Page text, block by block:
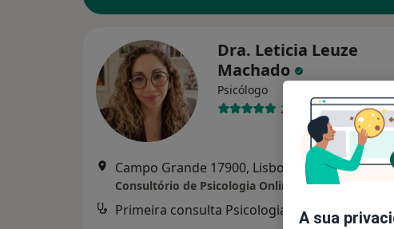
Dra. Leticia Leuze
Machado
Psicólogo
24 opiniões
Campo Grande 17900, Lisboa Mapa
Consultório de Psicologia Online - Lisboa
Primeira consulta Psicologia A sua